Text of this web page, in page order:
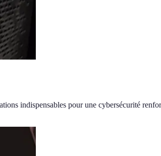
indispensables pour une cybersécurité